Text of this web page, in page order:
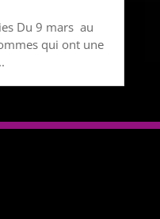
Du 9 mars au
qui ont une